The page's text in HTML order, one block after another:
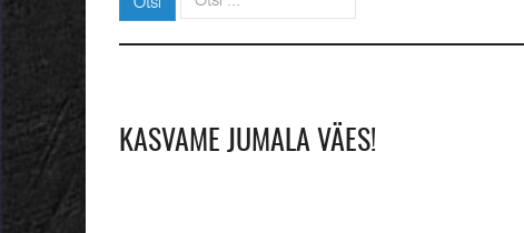
KASVAME JUMALA VÄES!